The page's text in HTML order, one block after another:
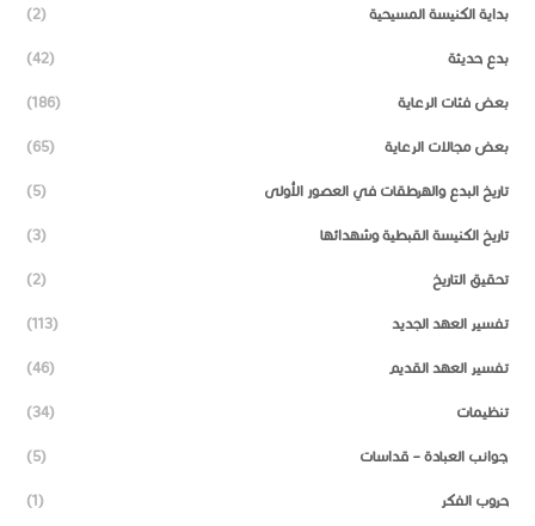
بداية الكنيسة المسيحية (2)
بدع حديثة (42)
بعض فئات الرعاية (186)
بعض مجالات الرعاية (65)
تاريخ البدع والهرطقات في العصور الأولى (5)
تاريخ الكنيسة القبطية وشهدائها (3)
تحقيق التاريخ (2)
تفسير العهد الجديد (113)
تفسير العهد القديم (46)
تنظيمات (34)
جوانب العبادة – قداسات (5)
حروب الفكر (1)